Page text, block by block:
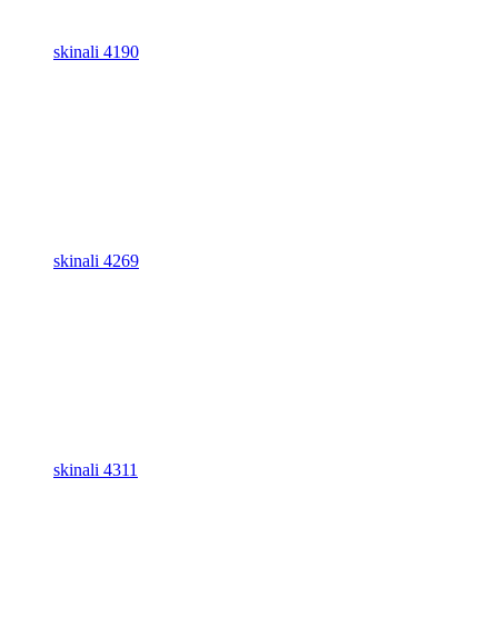
skinali 4190
skinali 4269
skinali 4311